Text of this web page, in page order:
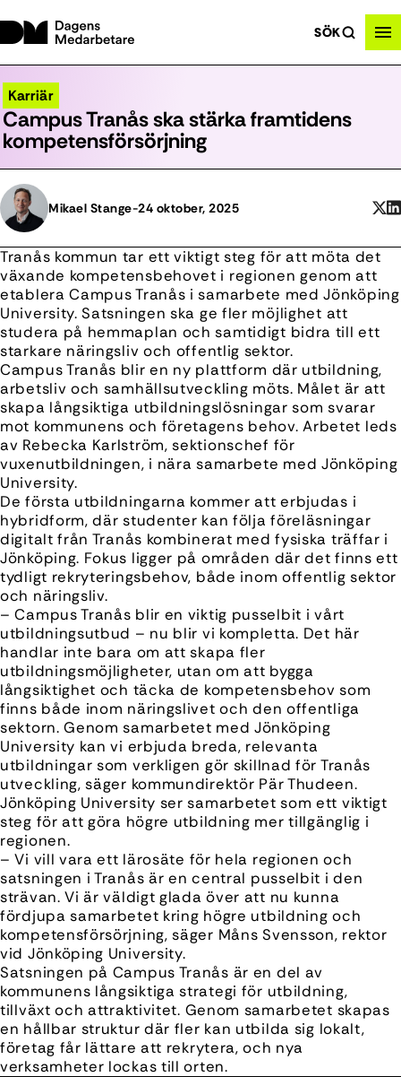
SÖK
Karriär
Campus Tranås ska stärka framtidens
kompetensförsörjning
Mikael Stange-24 oktober, 2025
Tranås kommun tar ett viktigt steg för att möta det
växande kompetensbehovet i regionen genom att
etablera Campus Tranås i samarbete med Jönköping
University. Satsningen ska ge fler möjlighet att
studera på hemmaplan och samtidigt bidra till ett
starkare näringsliv och offentlig sektor.
Campus Tranås blir en ny plattform där utbildning,
arbetsliv och samhällsutveckling möts. Målet är att
skapa långsiktiga utbildningslösningar som svarar
mot kommunens och företagens behov. Arbetet leds
av Rebecka Karlström, sektionschef för
vuxenutbildningen, i nära samarbete med Jönköping
University.
De första utbildningarna kommer att erbjudas i
hybridform, där studenter kan följa föreläsningar
digitalt från Tranås kombinerat med fysiska träffar i
Jönköping. Fokus ligger på områden där det finns ett
tydligt rekryteringsbehov, både inom offentlig sektor
och näringsliv.
– Campus Tranås blir en viktig pusselbit i vårt
utbildningsutbud – nu blir vi kompletta. Det här
handlar inte bara om att skapa fler
utbildningsmöjligheter, utan om att bygga
långsiktighet och täcka de kompetensbehov som
finns både inom näringslivet och den offentliga
sektorn. Genom samarbetet med Jönköping
University kan vi erbjuda breda, relevanta
utbildningar som verkligen gör skillnad för Tranås
utveckling, säger kommundirektör Pär Thudeen.
Jönköping University ser samarbetet som ett viktigt
steg för att göra högre utbildning mer tillgänglig i
regionen.
– Vi vill vara ett lärosäte för hela regionen och
satsningen i Tranås är en central pusselbit i den
strävan. Vi är väldigt glada över att nu kunna
fördjupa samarbetet kring högre utbildning och
kompetensförsörjning, säger Måns Svensson, rektor
vid Jönköping University.
Satsningen på Campus Tranås är en del av
kommunens långsiktiga strategi för utbildning,
tillväxt och attraktivitet. Genom samarbetet skapas
en hållbar struktur där fler kan utbilda sig lokalt,
företag får lättare att rekrytera, och nya
verksamheter lockas till orten.